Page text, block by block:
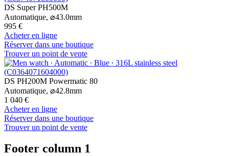
DS Super PH500M
Automatique, ⌀43.0mm
995 €
Acheter en ligne
Réserver dans une boutique
Trouver un point de vente
DS PH200M Powermatic 80
Automatique, ⌀42.8mm
1 040 €
Acheter en ligne
Réserver dans une boutique
Trouver un point de vente
Footer column 1